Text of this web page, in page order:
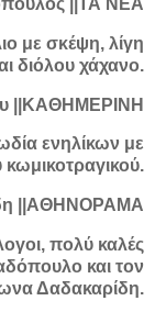
με σκέψη, λίγη
διόλου χάχανο.
||ΚΑΘΗΜΕΡΙΝΗ
ενηλίκων με
||ΑΘΗΝΟΡΑΜΑ
πολύ καλές
και τον
Δαδακαρίδη.